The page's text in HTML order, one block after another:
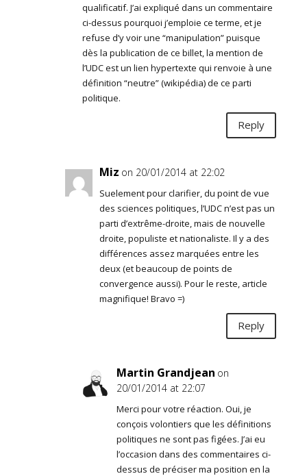
qualificatif. J’ai expliqué dans un commentaire
ci-dessus pourquoi j’emploie ce terme, et je
refuse d’y voir une “manipulation” puisque
dès la publication de ce billet, la mention de
l’UDC est un lien hypertexte qui renvoie à une
définition “neutre” (wikipédia) de ce parti
politique.
Reply
Miz on 20/01/2014 at 22:02
Suelement pour clarifier, du point de vue
des sciences politiques, l’UDC n’est pas un
parti d’extrême-droite, mais de nouvelle
droite, populiste et nationaliste. Il y a des
différences assez marquées entre les
deux (et beaucoup de points de
convergence aussi). Pour le reste, article
magnifique! Bravo =)
Reply
Martin Grandjean on
20/01/2014 at 22:07
Merci pour votre réaction. Oui, je
conçois volontiers que les définitions
politiques ne sont pas figées. J’ai eu
l’occasion dans des commentaires ci-
dessus de préciser ma position en la